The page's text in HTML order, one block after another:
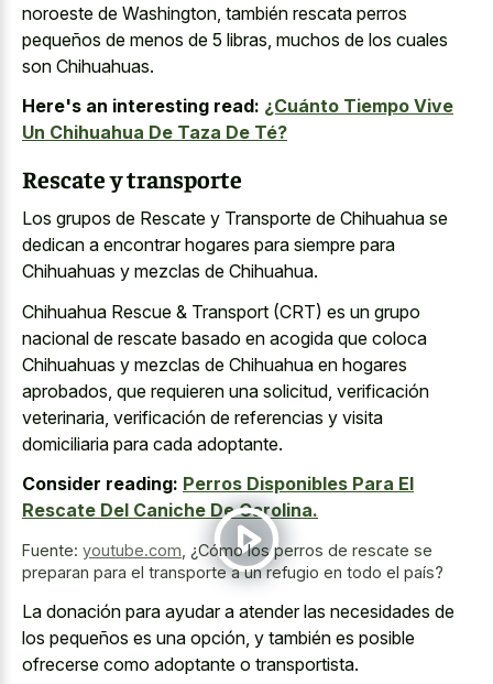
noroeste de Washington, también rescata perros
pequeños de menos de 5 libras, muchos de los cuales
son Chihuahuas.
Here's an interesting read: ¿Cuánto Tiempo Vive
Un Chihuahua De Taza De Té?
Rescate y transporte
Los grupos de Rescate y Transporte de Chihuahua se
dedican a encontrar hogares para siempre para
Chihuahuas y mezclas de Chihuahua.
Chihuahua Rescue & Transport (CRT) es un grupo
nacional de rescate basado en acogida que coloca
Chihuahuas y mezclas de Chihuahua en hogares
aprobados, que requieren una solicitud, verificación
veterinaria, verificación de referencias y visita
domiciliaria para cada adoptante.
Consider reading: Perros Disponibles Para El
Rescate Del Caniche De Carolina.
Fuente: youtube.com ¿Cómo los perros de rescate se
preparan para el transporte a un refugio en todo el país?
La donación para ayudar a atender las necesidades de
los pequeños es una opción, y también es posible
ofrecerse como adoptante o transportista.